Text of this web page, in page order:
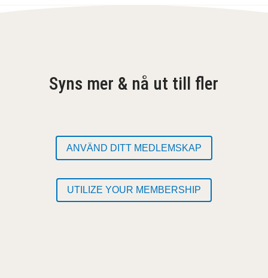
Syns mer & nå ut till fler
ANVÄND DITT MEDLEMSKAP
UTILIZE YOUR MEMBERSHIP